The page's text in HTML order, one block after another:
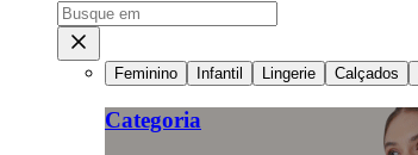
Feminino Infantil Lingerie Calçados
Categoria